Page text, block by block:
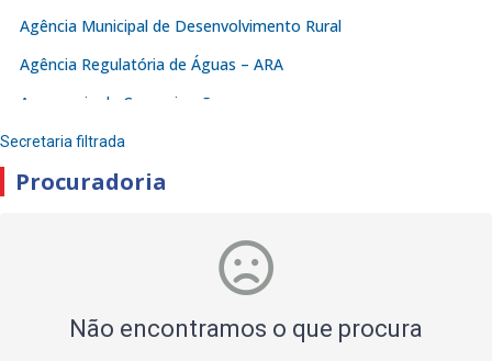
Agência Municipal de Desenvolvimento Rural
Agência Regulatória de Águas – ARA
Assessoria de Comunicação
Assessoria de Planejamento e Gestão de Convênios
Autarquia de Serviço de Água e Saneamento Ambiental –
Autarquia Municipal de Abastecimento – AMA
Autarquia Municipal de Trânsito e Transporte e Mobilidade
Chefia de Gabinete
Secretaria filtrada
Procuradoria
Não encontramos o que procura